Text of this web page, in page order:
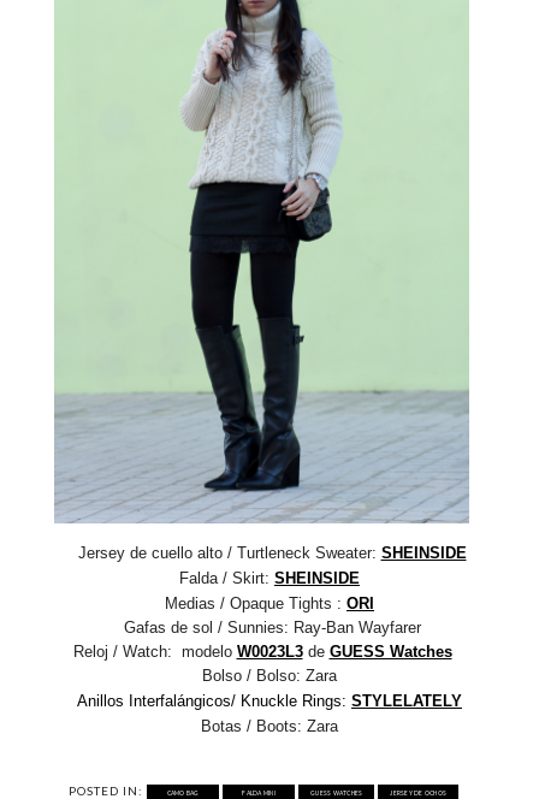
Jersey de cuello alto / Turtleneck Sweater: SHEINSIDE
Falda / Skirt: SHEINSIDE
Medias / Opaque Tights : ORI
Gafas de sol / Sunnies: Ray-Ban Wayfarer
Reloj / Watch: modelo W0023L3 de GUESS Watches
Bolso / Bolso: Zara
Anillos Interfalángicos/ Knuckle Rings: STYLELATELY
Botas / Boots: Zara
POSTED IN: CAMO BAG FALDA MINI GUESS WATCHES JERSEY DE OCHOS